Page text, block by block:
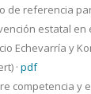
de referencia
estatal en
Echevarría y
· pdf
competencia y